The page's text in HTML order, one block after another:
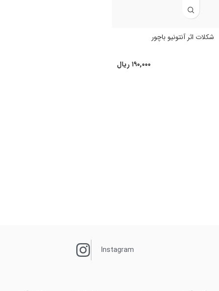
شکلات اثر آنتونیو باچور
۱۹۰,۰۰۰ ریال
Instagram